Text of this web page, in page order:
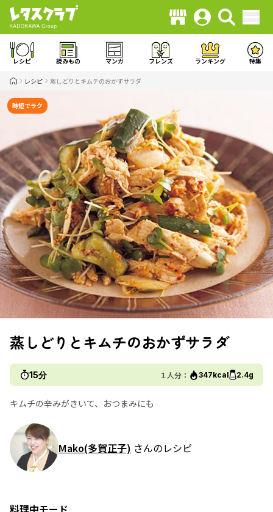
レシピ 読みもの マンガ フレンズ ランキング 特集
レシピ 蒸しどりとキムチのおかずサラダ
時短でラク
蒸しどりとキムチのおかずサラダ
15分 １人分： 347kcal 2.4g
キムチの辛みがきいて、おつまみにも
Mako(多賀正子) さんのレシピ